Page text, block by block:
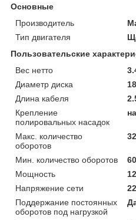
Основные
Производитель
Тип двигателя
Пользовательские
Вес нетто
Диаметр диска
Длина кабеля
Крепление
полировальных насадок
Макс. количество
оборотов
Мин. количество оборотов
Мощность
Напряжение сети
Поддержание постоянных
оборотов под нагрузкой